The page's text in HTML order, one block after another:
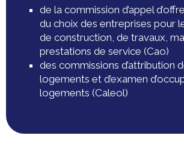
de la commission d’appel
du choix des entreprises pour
de construction, de travaux,
prestations de service (Cao)
des commissions d’attribution
logements et d’examen
logements (Caleol)